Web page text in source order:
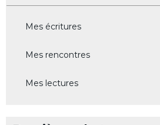
Mes écritures
Mes rencontres
Mes lectures